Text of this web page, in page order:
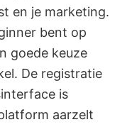
en je marketing.
bent op
goede keuze
De registratie
is
aarzelt